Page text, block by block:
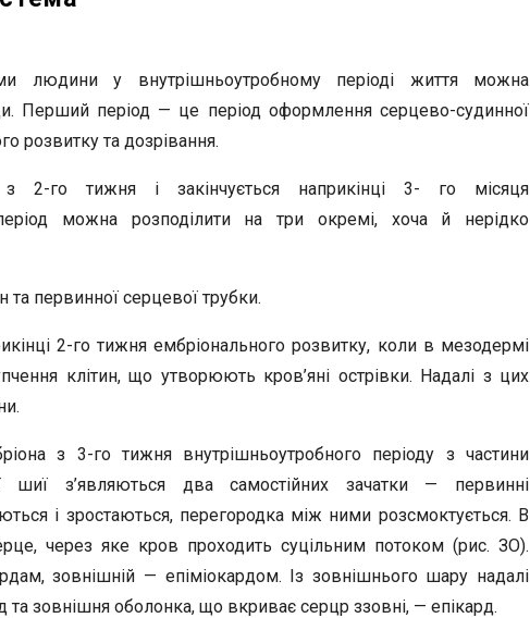
людини у внутрішньоутробному періоді життя можна
Перший період — це період оформлення серцево-судинної
розвитку та дозрівання.
з 2-го тижня і закінчується наприкінці 3- го місяця
можна розподілити на три окремі, хоча й нерідко
первинної серцевої трубки.
2-го тижня ембріонального розвитку, коли в мезодермі
клітин, що утворюють кров’яні острівки. Надалі з цих
з 3-го тижня внутрішньоутробного періоду з частини
шиї з’являються два самостійних зачатки — первинні
і зростаються, перегородка між ними розсмоктується. В
через яке кров проходить суцільним потоком (рис. ЗО).
зовнішній — епіміокардом. Із зовнішнього шару надалі
зовнішня оболонка, що вкриває серцр ззовні, — епікард.